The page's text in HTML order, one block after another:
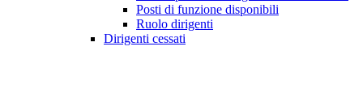
Posti di funzione disponibili
Ruolo dirigenti
Dirigenti cessati